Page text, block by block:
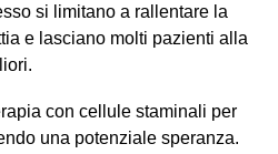
si limitano a rallentare la
e lasciano molti pazienti alla
con cellule staminali per
una potenziale speranza.